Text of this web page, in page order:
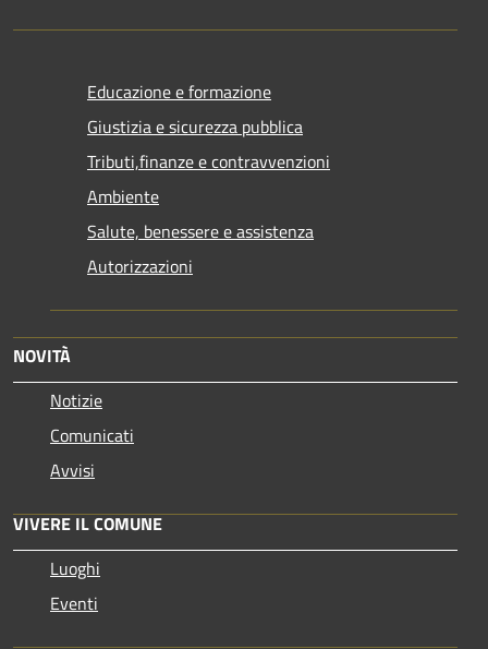
Educazione e formazione
Giustizia e sicurezza pubblica
Tributi,finanze e contravvenzioni
Ambiente
Salute, benessere e assistenza
Autorizzazioni
NOVITÀ
Notizie
Comunicati
Avvisi
VIVERE IL COMUNE
Luoghi
Eventi